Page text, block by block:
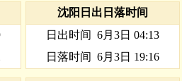
沈阳日出日落时间
日出时间 6月3日 04:13
日落时间 6月3日 19:16